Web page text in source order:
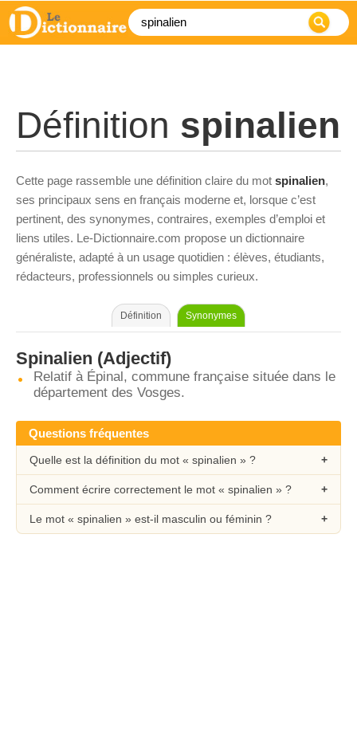
Définition spinalien
Cette page rassemble une définition claire du mot spinalien,
ses principaux sens en français moderne et, lorsque c’est
pertinent, des synonymes, contraires, exemples d’emploi et
liens utiles. Le-Dictionnaire.com propose un dictionnaire
généraliste, adapté à un usage quotidien : élèves, étudiants,
rédacteurs, professionnels ou simples curieux.
Définition Synonymes
Spinalien (Adjectif)
Relatif à Épinal, commune française située dans le
département des Vosges.
Questions fréquentes
Quelle est la définition du mot « spinalien » ?
Comment écrire correctement le mot « spinalien » ?
Le mot « spinalien » est-il masculin ou féminin ?